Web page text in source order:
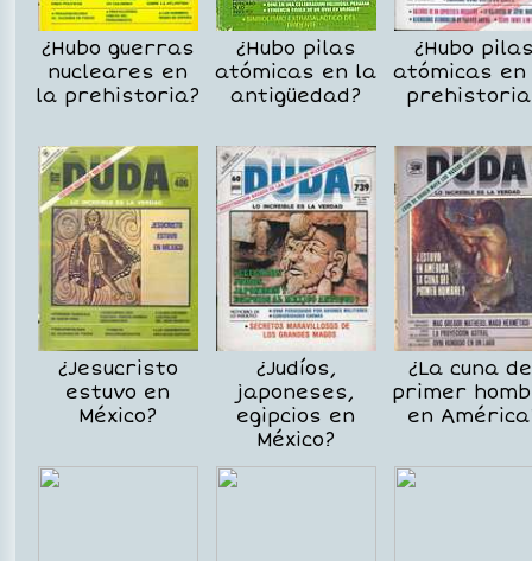
¿Hubo guerras
nucleares en
la prehistoria?
¿Hubo pilas
atómicas en la
antigüedad?
¿Hubo
atómicas
¿Jesucristo
estuvo en
México?
¿Judíos,
japoneses,
egipcios en
México?
¿La cuna
primer
en